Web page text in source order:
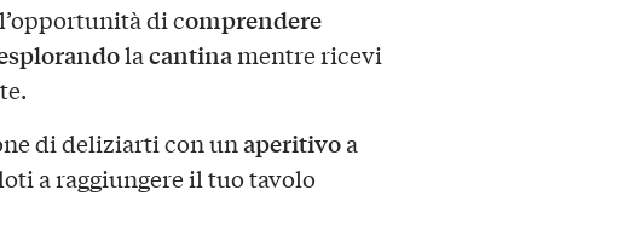
di comprendere
lacantinamentre ricevi
di deliziarti con unaperitivoa
a raggiungere il tuo tavolo